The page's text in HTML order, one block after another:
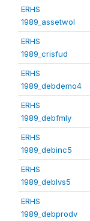
ERHS
1989_assetwol
ERHS
1989_crisfud
ERHS
1989_debdemo4
ERHS
1989_debfmly
ERHS
1989_debinc5
ERHS
1989_deblvs5
ERHS
1989_debprodv